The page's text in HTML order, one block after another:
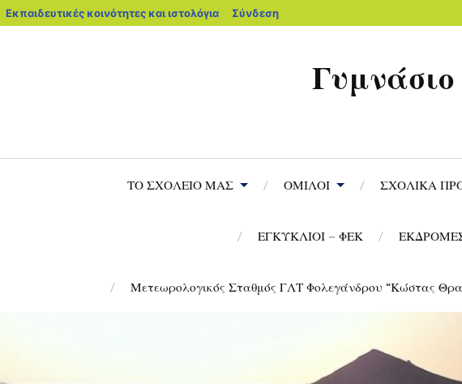
Εκπαιδευτικές κοινότητες και ιστολόγια Σύνδεση
ΤΟ ΣΧΟΛΕΙΟ ΜΑΣ ΟΜΙΛΟΙ ΣΧΟΛΙΚΑ
ΕΓΚΥΚΛΙΟΙ – ΦΕΚ
Μετεωρολογικός Σταθμός ΓΛΤ Φολεγάνδρου “Κώστας